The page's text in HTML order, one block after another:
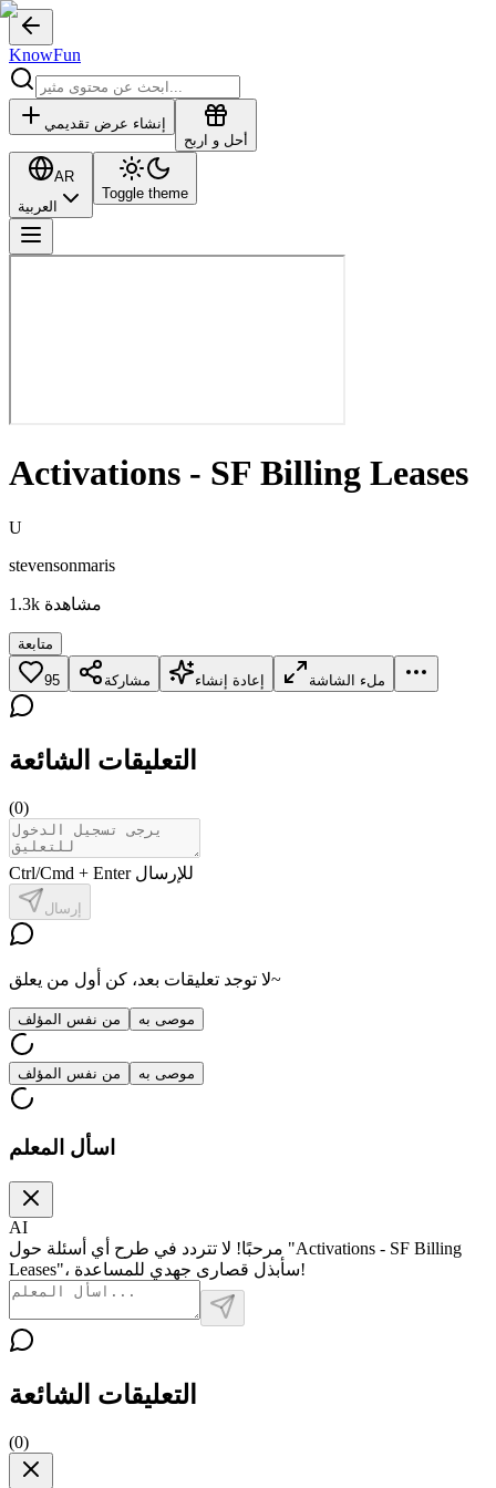
KnowFun
إنشاء عرض تقديمي
أحل و اربح
AR
العربية
Toggle theme
Activations - SF Billing Leases
U
stevensonmaris
1.3k مشاهدة
متابعة
95 مشاركة إعادة إنشاء ملء الشاشة
التعليقات الشائعة
(0)
Ctrl/Cmd + Enter للإرسال
إرسال
لا توجد تعليقات بعد، كن أول من يعلق~
من نفس المؤلف موصى به
من نفس المؤلف موصى به
اسأل المعلم
AI
مرحبًا! لا تتردد في طرح أي أسئلة حول "Activations - SF Billing
Leases"، سأبذل قصارى جهدي للمساعدة!
التعليقات الشائعة
(0)